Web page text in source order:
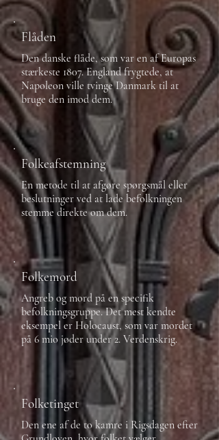
Flåden
Den danske flåde, som var en af Europas
stærkeste 1807. England frygtede, at
Napoleon ville tvinge Danmark til at
bruge den imod dem.
Folkeafstemning
En metode til at afgøre spørgsmål eller
beslutninger ved at lade befolkningen
stemme direkte om dem.
Folkemord
Angreb og mord på en specifik
befolkningsgruppe. Det mest kendte
eksempel er Holocaust, som var mordet
på 6 mio jøder under 2. Verdenskrig.
Folketinget
Den ene af de to kamre i Rigsdagen efter